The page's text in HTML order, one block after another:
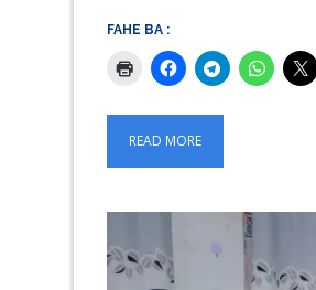
FAHE BA :
READ MORE